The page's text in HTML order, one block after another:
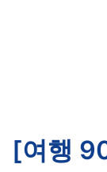
[여행